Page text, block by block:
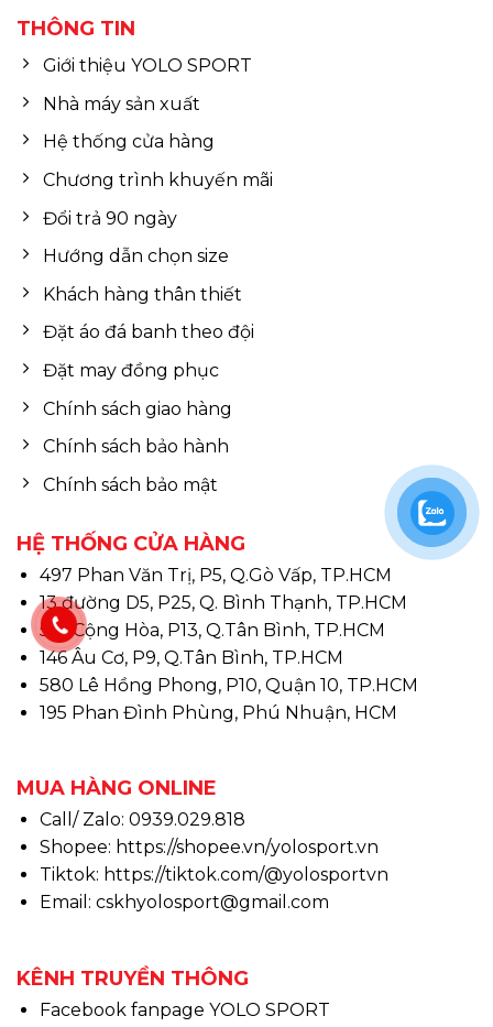
THÔNG TIN
Giới thiệu YOLO SPORT
Nhà máy sản xuất
Hệ thống cửa hàng
Chương trình khuyến mãi
Đổi trả 90 ngày
Hướng dẫn chọn size
Khách hàng thân thiết
Đặt áo đá banh theo đội
Đặt may đồng phục
Chính sách giao hàng
Chính sách bảo hành
Chính sách bảo mật
HỆ THỐNG CỬA HÀNG
497 Phan Văn Trị, P5, Q.Gò Vấp, TP.HCM
13 đường D5, P25, Q. Bình Thạnh, TP.HCM
510 Cộng Hòa, P13, Q.Tân Bình, TP.HCM
146 Âu Cơ, P9, Q.Tân Bình, TP.HCM
580 Lê Hồng Phong, P10, Quận 10, TP.HCM
195 Phan Đình Phùng, Phú Nhuận, HCM
MUA HÀNG ONLINE
Call/ Zalo: 0939.029.818
Shopee: https://shopee.vn/yolosport.vn
Tiktok: https://tiktok.com/@yolosportvn
Email: cskhyolosport@gmail.com
KÊNH TRUYỀN THÔNG
Facebook fanpage YOLO SPORT